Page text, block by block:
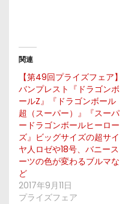
関連
【第49回プライズフェア】
バンプレスト『ドラゴンボ
ールZ』『ドラゴンボール
超（スーパー）』『スーパ
ードラゴンボールヒーロー
ズ』ビッグサイズの超サイ
ヤ人ロゼや18号、バニース
ーツの色が変わるブルマな
ど
2017年9月11日
プライズフェア